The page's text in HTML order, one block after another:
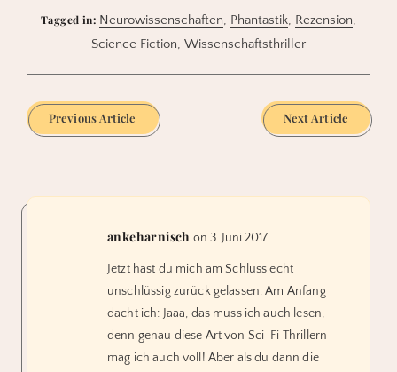
Tagged in: Neurowissenschaften, Phantastik, Rezension,
Science Fiction, Wissenschaftsthriller
Previous Article Next Article
ankeharnisch on 3. Juni 2017
Jetzt hast du mich am Schluss echt
unschlüssig zurück gelassen. Am Anfang
dacht ich: Jaaa, das muss ich auch lesen,
denn genau diese Art von Sci-Fi Thrillern
mag ich auch voll! Aber als du dann die